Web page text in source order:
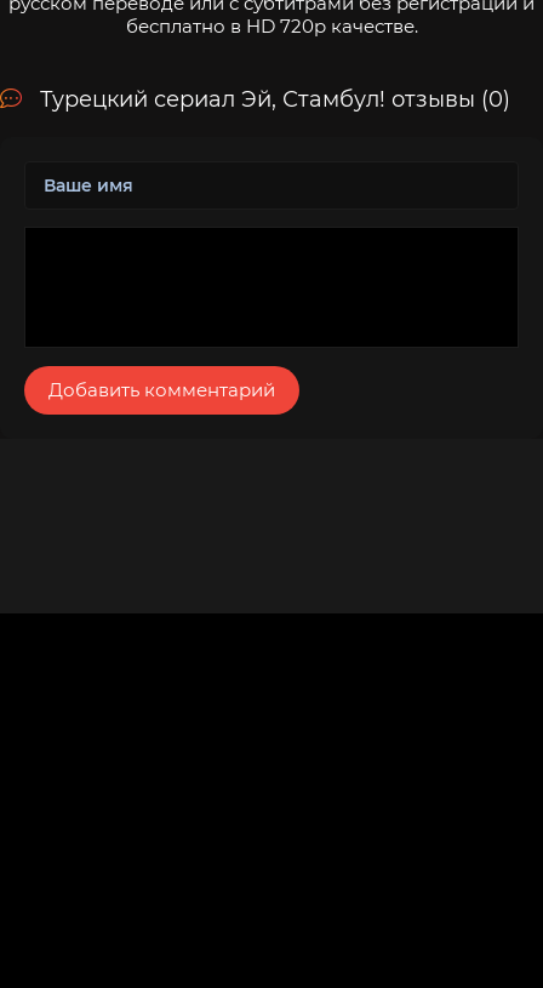
бесплатно в HD 720p качестве.
Турецкий сериал Эй, Стамбул! отзывы (0)
Добавить комментарий